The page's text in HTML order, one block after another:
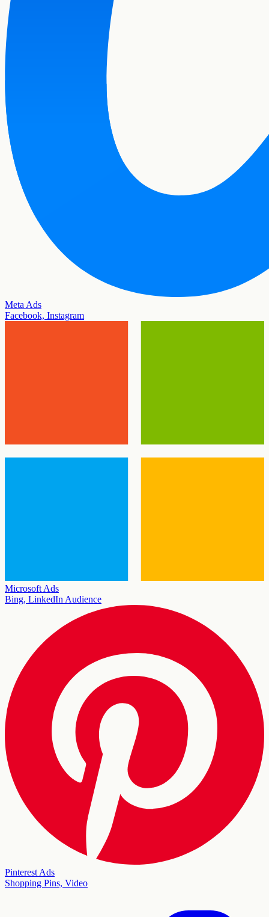
Meta Ads
Facebook, Instagram
Microsoft Ads
Bing, LinkedIn Audience
Pinterest Ads
Shopping Pins, Video